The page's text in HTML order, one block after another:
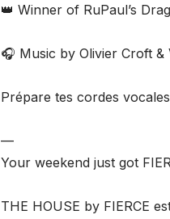
👑 Winner of RuPaul’s
🎧 Music by Olivier Croft &
Prépare tes cordes
—
Your weekend just got
THE HOUSE by FIERCE